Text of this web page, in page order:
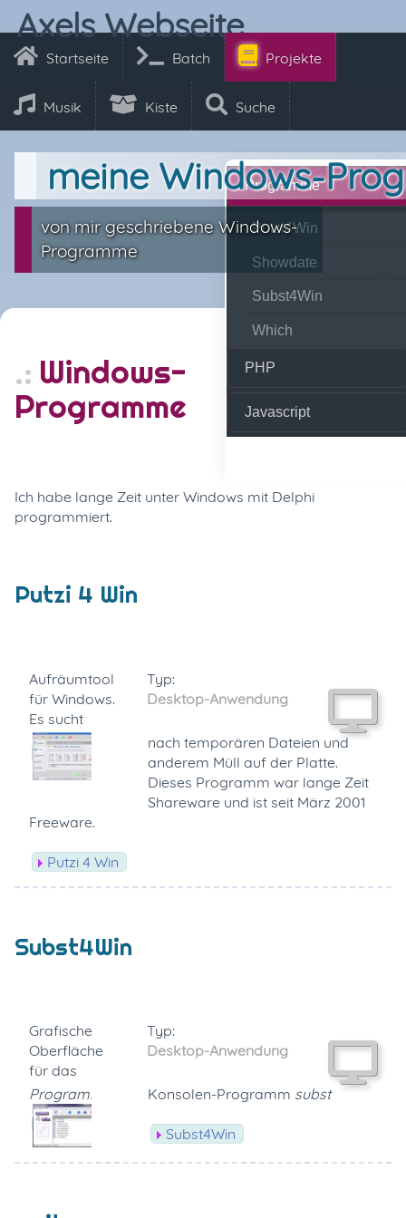
Axels Webseite
Startseite Batch Projekte
Musik Kiste Suche
Programme
Putzi4Win
Showdate
Subst4Win
Which
PHP
Javascript
meine Windows-
von mir geschriebene Windows-
Programme
Windows-
Programme
Ich habe lange Zeit unter Windows mit Delphi
programmiert.
Putzi 4 Win
Typ:
Desktop-Anwendung
Aufräumtool
für Windows.
Es sucht
nach temporären Dateien und
anderem Müll auf der Platte.
Dieses Programm war lange Zeit
Shareware und ist seit März 2001
Freeware.
Putzi 4 Win
Subst4Win
Typ:
Desktop-Anwendung
Programmfenster
Grafische
Oberfläche
für das
Konsolen-Programm subst
Subst4Win